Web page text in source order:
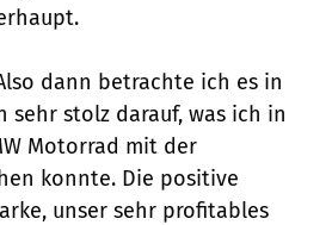
dann betrachte ich es in
sehr stolz darauf, was ich in
Motorrad mit der
konnte. Die positive
unser sehr profitables